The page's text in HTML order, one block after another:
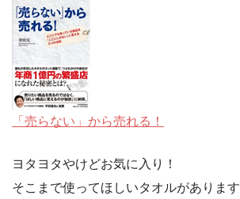
「売らない」から売れる！
ヨタヨタやけどお気に入り！
そこまで使ってほしいタオルがあります